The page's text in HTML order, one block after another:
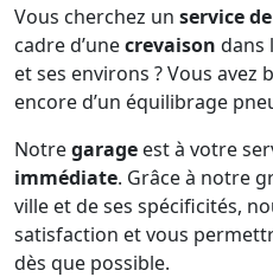
Vous cherchez un service
cadre d’unecrevaison dans
et ses environs ? Vous avez
encore d’un équilibrage
Notregarage est à votre
immédiate. Grâce à notre
ville et de ses spécificités,
satisfaction et vous
dès que possible.